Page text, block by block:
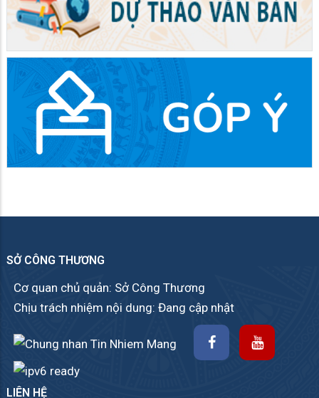
SỞ CÔNG THƯƠNG
Cơ quan chủ quản: Sở Công Thương
Chịu trách nhiệm nội dung: Đang cập nhật
LIÊN HỆ